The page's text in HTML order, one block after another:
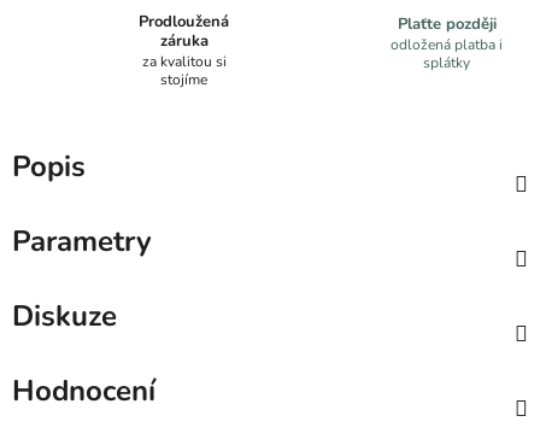
Prodloužená
záruka
za kvalitou si
stojíme
Plaťte později
odložená platba i
splátky
Popis
Parametry
Diskuze
Hodnocení